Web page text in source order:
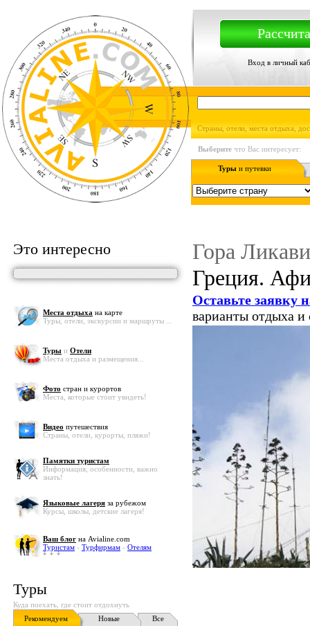
Вход в личный
Страны, отели, места отдыха,
Выберите что Вас интересует:
Туры и путевки
Это интересно
Места отдыха на карте
Туры, отели, экскурсии и маршруты ...
Туры и Отели
Места отдыха и размещения...
Фото стран и курортов
Места, которые стоит увидеть!
Видео путешествия
Страны, отели, курорты, пляжи!
Памятки туристам
Информация, особенности, важно
знать!
Языковые лагеря за рубежом
Курсы, школы, детские лагеря!
Ваш блог на Avialine.com
Туристам - Турфирмам - Отелям
Туры
Куда поехать, где стоит отдохнуть
Рекомендуем
Новые Все
Гора
Греция.
Оставьте заявку
варианты отдыха